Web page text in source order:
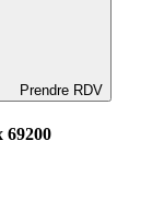
Prendre RDV
69200